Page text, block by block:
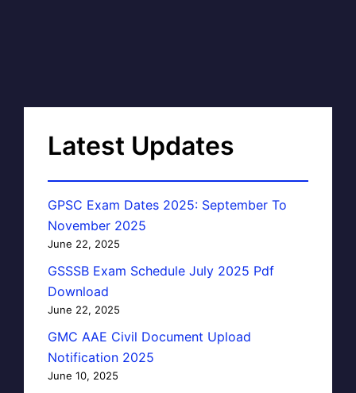
Latest Updates
GPSC Exam Dates 2025: September To
November 2025
June 22, 2025
GSSSB Exam Schedule July 2025 Pdf
Download
June 22, 2025
GMC AAE Civil Document Upload
Notification 2025
June 10, 2025